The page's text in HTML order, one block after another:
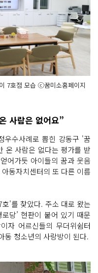
7호점 모습 ⓒ꿈미소홈페이지
사람은 없어요”
우수사례로 뽑힌 강동구 '꿈
온 사람은 없다는 평가를 받
어가듯 아이들의 꿈과 웃음
동자치센터의 또 다른 이름
'를 찾았다. 주소 대로 왔는
당’ 현판이 붙어 있기 때문
자 어르신들의 무더위쉼터
동 청소년의 사랑방이 된다.